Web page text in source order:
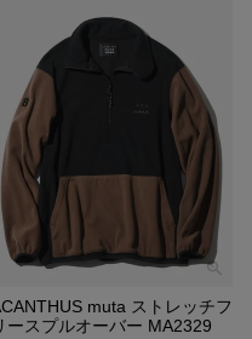
muta ストレッチフ
ースプルオーバー MA2329